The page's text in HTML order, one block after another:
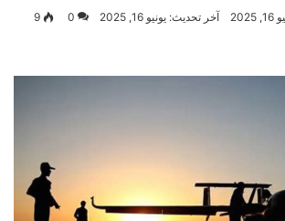
آخر تحديث: يونيو 16, 2025 0
9